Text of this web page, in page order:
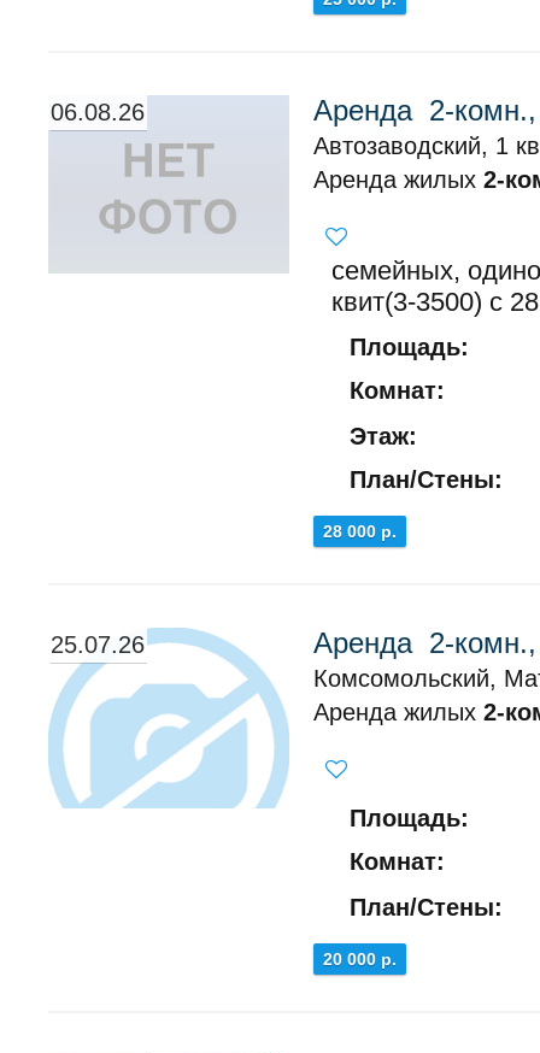
06.08.26 Аренда 2-комн.,
Автозаводский, 1
Аренда жилых 2-
семейных,
квит(3-3500) с
Площадь:
Комнат:
Этаж:
План/Стены:
28 000 р.
25.07.26 Аренда 2-
Комсомольский,
Аренда жилых 2-
Площадь:
Комнат:
План/Стены:
20 000 р.